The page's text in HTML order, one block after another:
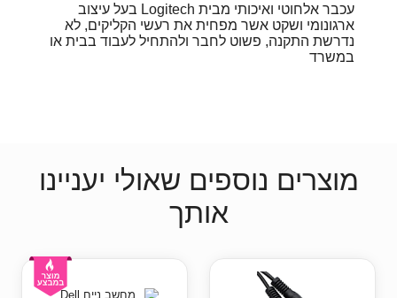
עכבר אלחוטי ואיכותי מבית Logitech בעל עיצוב
ארגונומי ושקט אשר מפחית את רעשי הקליקים, לא
נדרשת התקנה, פשוט לחבר ולהתחיל לעבוד בבית או
במשרד
מוצרים נוספים שאולי יעניינו
אותך